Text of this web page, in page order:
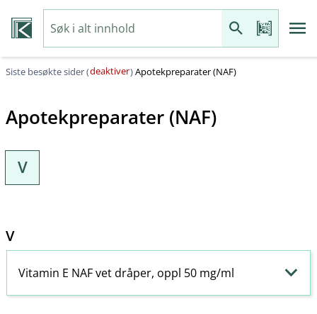
Siste besøkte sider (deaktiver)Apotekpreparater (NAF)
Apotekpreparater (NAF)
V
V
Vitamin E NAF vet dråper, oppl 50 mg/ml